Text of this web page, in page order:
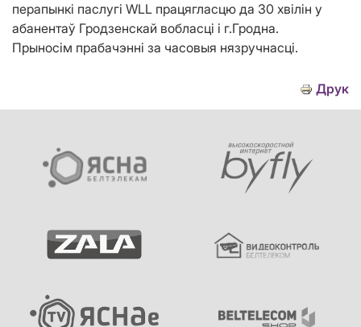
перапынкi паслугі WLL працягласцю да 30 хвілін у
абанентаў Гродзенскай вобласці і г.Гродна.
Прыносім прабачэнні за часовыя нязручнасці.
Друк